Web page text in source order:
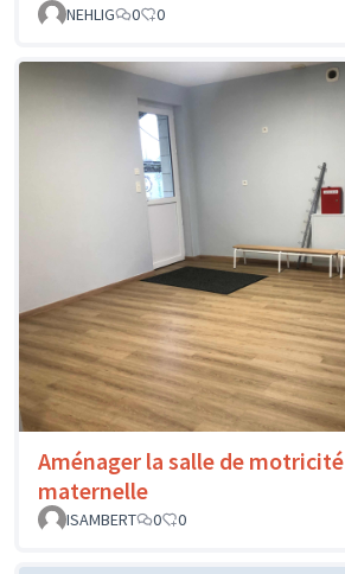
NEHLIG
0 0
Aménager la salle de motricité
maternelle
ISAMBERT
0 0